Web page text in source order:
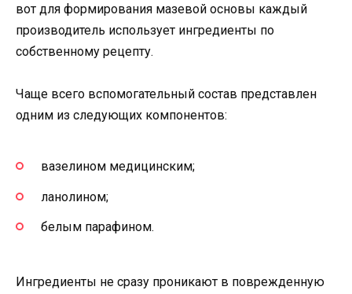
вот для формирования мазевой основы каждый
производитель использует ингредиенты по
собственному рецепту.
Чаще всего вспомогательный состав представлен
одним из следующих компонентов:
вазелином медицинским;
ланолином;
белым парафином.
Ингредиенты не сразу проникают в поврежденную